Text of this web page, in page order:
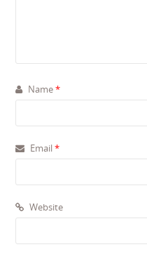
Name*
Email*
Website